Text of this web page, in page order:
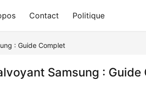
Contact Politique
: Guide Complet
Samsung : Guide